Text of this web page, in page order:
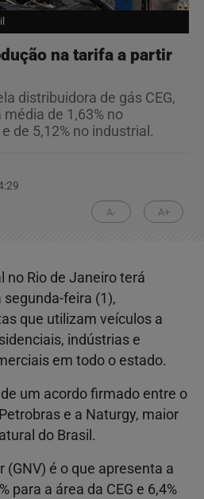
na tarifa a partir
distribuidora de gás CEG,
de 1,63% no
de 5,12% no industrial.
A- A+
no Rio de Janeiro terá
feira (1),
que utilizam veículos a
indústrias e
em todo o estado.
um acordo firmado entre o
e a Naturgy, maior
do Brasil.
(GNV) é o que apresenta a
para a área da CEG e 6,4%